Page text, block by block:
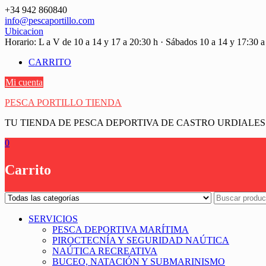
Saltar
contenido
+34 942 860840
info@pescaportillo.com
Ubicacion
Horario: L a V de 10 a 14 y 17 a 20:30 h · Sábados 10 a 14 y 17:30
CARRITO
Mi cuenta
PESCA PORTILLO TIENDA
TU TIENDA DE PESCA DEPORTIVA DE CASTRO URDIALES
0
Carrito
SERVICIOS
PESCA DEPORTIVA MARÍTIMA
PIROCTECNÍA Y SEGURIDAD NAÚTICA
NAÚTICA RECREATIVA
BUCEO, NATACIÓN Y SUBMARINISMO